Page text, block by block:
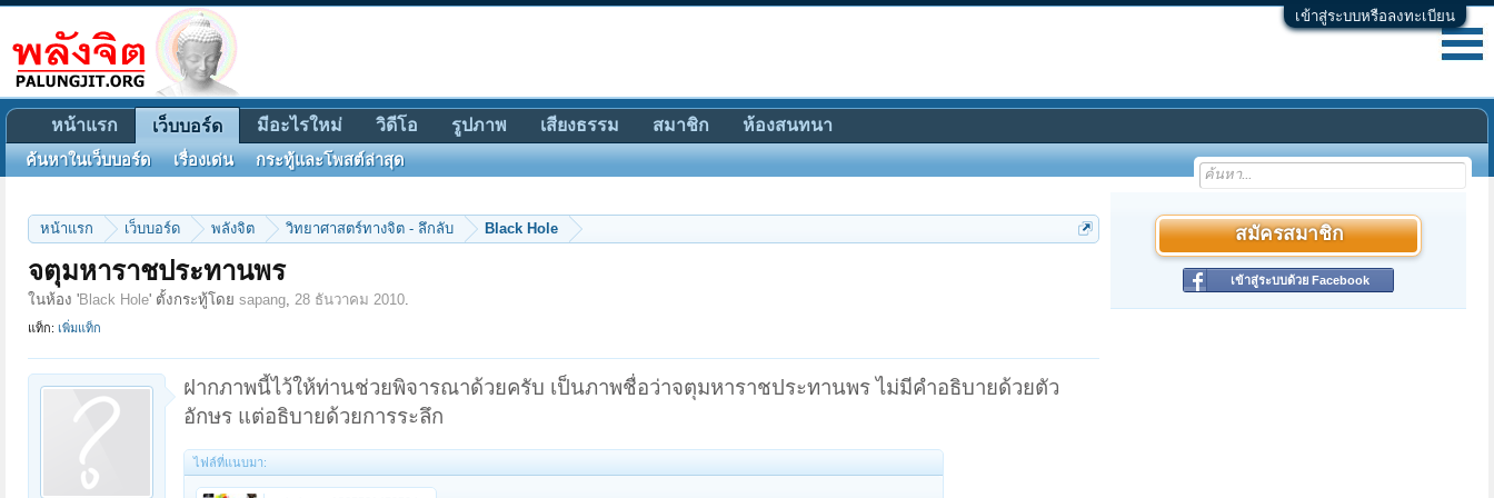
เข้าสู่ระบบหรือลงทะเบียน
หน้าแรก เว็บบอร์ด พลังจิต วิทยาศาสตร์ทางจิต - ลึกลับ Black Hole
จตุมหาราชประทานพร
ในห้อง 'Black Hole' ตั้งกระทู้โดย sapang, 28 ธันวาคม 2010.
แท็ก: เพิ่มแท็ก
ฝากภาพนี้ไว้ให้ท่านช่วยพิจารณาด้วยครับ เป็นภาพชื่อว่าจตุมหาราชประทานพร ไม่มีคำอธิบายด้วยตัว
อักษร แต่อธิบายด้วยการระลึก
ไฟล์ที่แนบมา:
สมัครสมาชิก
เข้าสู่ระบบด้วย Facebook
หน้าแรก เว็บบอร์ด
ค้นหาในเว็บบอร์ด เรื่องเด่น กระทู้และโพสต์ล่าสุด
มีอะไรใหม่ วิดีโอ รูปภาพ เสียงธรรม สมาชิก ห้องสนทนา